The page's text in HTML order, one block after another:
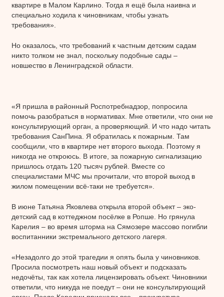
квартире в Малом Карлино. Тогда я ещё была наивна и
специально ходила к чиновникам, чтобы узнать
требования».
Но оказалось, что требований к частным детским садам
никто толком не знал, поскольку подобные сады –
новшество в Ленинградской области.
«Я пришла в районный Роспотребнадзор, попросила
помочь разобраться в нормативах. Мне ответили, что они не
консультирующий орган, а проверяющий. И что надо читать
требования СанПина. Я обратилась к пожарным. Там
сообщили, что в квартире нет второго выхода. Поэтому я
никогда не откроюсь. В итоге, за пожарную сигнализацию
пришлось отдать 120 тысяч рублей. Вместе со
специалистами МЧС мы прочитали, что второй выход в
жилом помещении всё-таки не требуется».
В июне Татьяна Яковлева открыла второй объект – эко-
детский сад в коттеджном посёлке в Ропше. Но грянула
Карелия – во время шторма на Сямозере массово погибли
воспитанники экстремального детского лагеря.
«Незадолго до этой трагедии я опять была у чиновников.
Просила посмотреть наш новый объект и подсказать
недочёты, так как хотела лицензировать объект. Чиновники
ответили, что никуда не поедут – они не консультирующий